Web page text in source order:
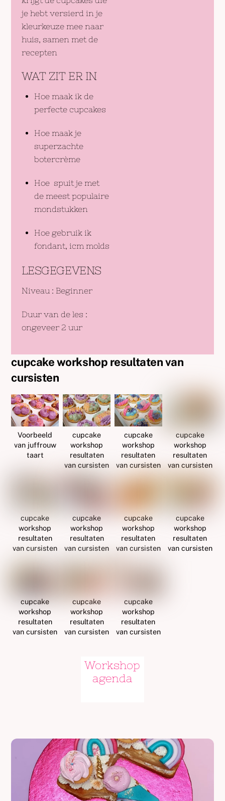
je hebt versierd in je
kleurkeuze mee naar
huis, samen met de
recepten
WAT ZIT ER IN
Hoe maak ik de
perfecte cupcakes
Hoe maak je
superzachte
botercrème
Hoe spuit je met
de meest populaire
mondstukken
Hoe gebruik ik
fondant, icm molds
LESGEGEVENS
Niveau : Beginner
Duur van de les :
ongeveer 2 uur
cupcake workshop resultaten van
cursisten
Voorbeeld
van juffrouw
taart
cupcake
workshop
resultaten
van cursisten
cupcake
workshop
resultaten
van cursisten
cupcake
workshop
resultaten
van cursisten
cupcake
workshop
resultaten
van cursisten
cupcake
workshop
resultaten
van cursisten
cupcake
workshop
resultaten
van cursisten
cupcake
workshop
resultaten
van cursisten
cupcake
workshop
resultaten
van cursisten
cupcake
workshop
resultaten
van cursisten
cupcake
workshop
resultaten
van cursisten
Workshop
agenda